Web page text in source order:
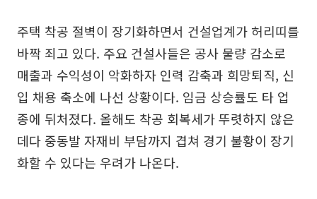
주택 착공 절벽이 장기화하면서 건설업계가 허리띠를
바짝 죄고 있다. 주요 건설사들은 공사 물량 감소로
매출과 수익성이 악화하자 인력 감축과 희망퇴직, 신
입 채용 축소에 나선 상황이다. 임금 상승률도 타 업
종에 뒤처졌다. 올해도 착공 회복세가 뚜렷하지 않은
데다 중동발 자재비 부담까지 겹쳐 경기 불황이 장기
화할 수 있다는 우려가 나온다.